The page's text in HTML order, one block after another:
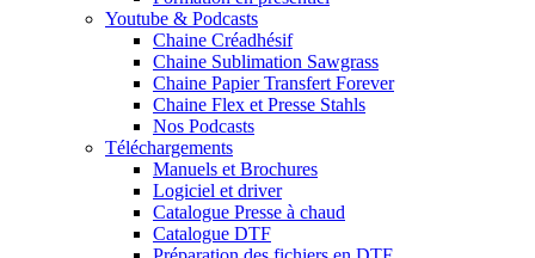
Youtube & Podcasts
Chaine Créadhésif
Chaine Sublimation Sawgrass
Chaine Papier Transfert Forever
Chaine Flex et Presse Stahls
Nos Podcasts
Téléchargements
Manuels et Brochures
Logiciel et driver
Catalogue Presse à chaud
Catalogue DTF